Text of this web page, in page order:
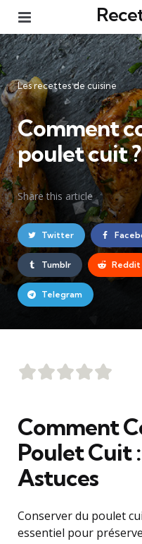
Catégories
Les recettes de cuisine
Comment
poulet cuit ?
Share this article
Twitter
Tumblr Reddit
Telegram
Comment
Poulet Cuit
Astuces
Conserver du poulet
essentiel pour